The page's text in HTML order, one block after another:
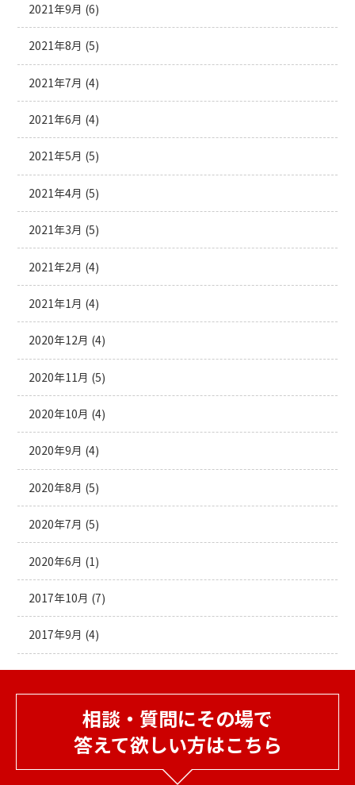
2021年9月 (6)
2021年8月 (5)
2021年7月 (4)
2021年6月 (4)
2021年5月 (5)
2021年4月 (5)
2021年3月 (5)
2021年2月 (4)
2021年1月 (4)
2020年12月 (4)
2020年11月 (5)
2020年10月 (4)
2020年9月 (4)
2020年8月 (5)
2020年7月 (5)
2020年6月 (1)
2017年10月 (7)
2017年9月 (4)
相談・質問にその場で
答えて欲しい方はこちら